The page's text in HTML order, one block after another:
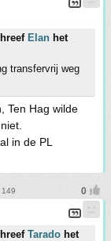
Elan het
transfervrij weg
Ten Hag wilde
in de PL
149
Tarado het